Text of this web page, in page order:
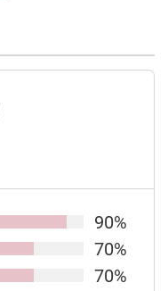
90%
70%
70%